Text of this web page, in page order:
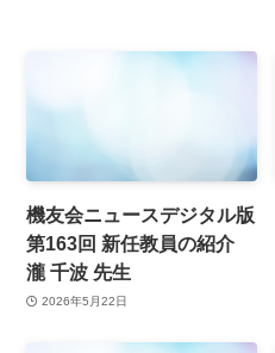
機友会ニュースデジタル版
第163回 新任教員の紹介
瀧 千波 先生
2026年5月22日